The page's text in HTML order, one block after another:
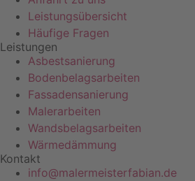
Leistungsübersicht
Häufige Fragen
Leistungen
Asbestsanierung
Bodenbelagsarbeiten
Fassadensanierung
Malerarbeiten
Wandsbelagsarbeiten
Wärmedämmung
Kontakt
info@malermeisterfabian.de